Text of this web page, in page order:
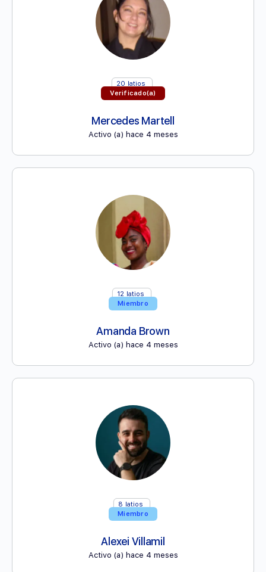
20 latios
Verificado(a)
Mercedes Martell
Activo (a) hace 4 meses
12 latios
Miembro
Amanda Brown
Activo (a) hace 4 meses
8 latios
Miembro
Alexei Villamil
Activo (a) hace 4 meses